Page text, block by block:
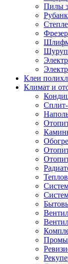
Пилы
Клеи
Климат и